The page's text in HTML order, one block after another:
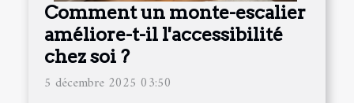
Comment un monte-escalier
améliore-t-il l'accessibilité
chez soi ?
5 décembre 2025 03:50